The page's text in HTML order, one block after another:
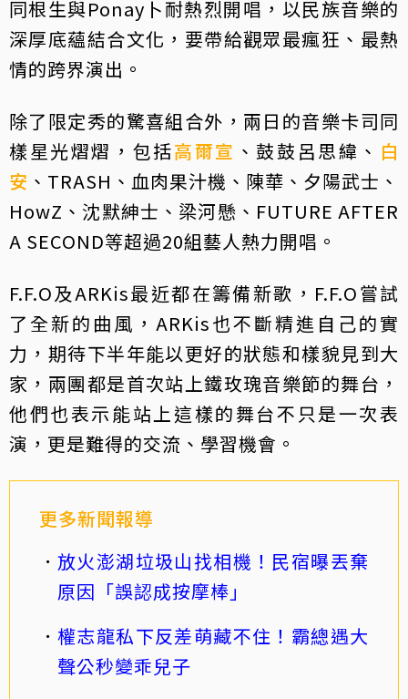
同根生與Ponay卜耐熱烈開唱，以民族音樂的
深厚底蘊結合文化，要帶給觀眾最瘋狂、最熱
情的跨界演出。
除了限定秀的驚喜組合外，兩日的音樂卡司同
樣星光熠熠，包括高爾宣 、鼓鼓呂思緯、 白
安 、TRASH、血肉果汁機、陳華、夕陽武士、
HowZ、沈默紳士、梁河懸、FUTURE AFTER
A SECOND等超過20組藝人熱力開唱。
F.F.O及ARKis最近都在籌備新歌，F.F.O嘗試
了全新的曲風，ARKis也不斷精進自己的實
力，期待下半年能以更好的狀態和樣貌見到大
家，兩團都是首次站上鐵玫瑰音樂節的舞台，
他們也表示能站上這樣的舞台不只是一次表
演，更是難得的交流、學習機會。
更多新聞報導
放火澎湖垃圾山找相機！民宿曝丟棄
原因「誤認成按摩棒」
權志龍私下反差萌藏不住！霸總遇大
聲公秒變乖兒子